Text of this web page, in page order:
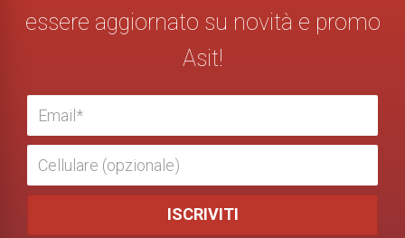
essere aggiornato su novità e promo
Asit!